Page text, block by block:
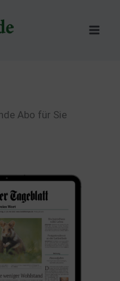
Abo für Sie